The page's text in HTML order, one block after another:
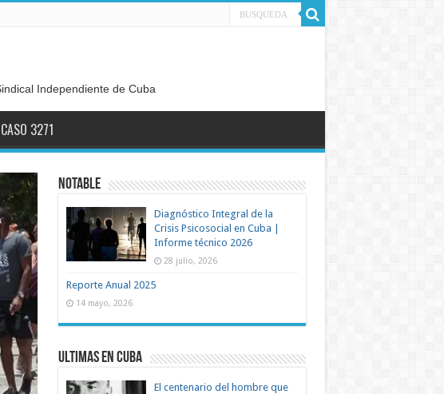
Independiente de Cuba
CASO 3271
Notable
Diagnóstico Integral de la
Crisis Psicosocial en Cuba |
Informe técnico 2026
28 julio, 2026
Reporte Anual 2025
14 mayo, 2026
Ultimas en Cuba
El centenario del hombre que